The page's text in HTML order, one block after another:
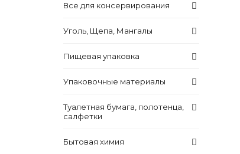
Все для консервирования
Уголь, Щепа, Мангалы
Пищевая упаковка
Упаковочные материалы
Туалетная бумага, полотенца,
салфетки
Бытовая химия